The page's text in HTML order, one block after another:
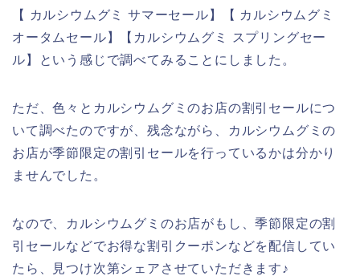
【 カルシウムグミ サマーセール】【 カルシウムグミ
オータムセール】【カルシウムグミ スプリングセー
ル】という感じで調べてみることにしました。
ただ、色々とカルシウムグミのお店の割引セールにつ
いて調べたのですが、残念ながら、カルシウムグミの
お店が季節限定の割引セールを行っているかは分かり
ませんでした。
なので、カルシウムグミのお店がもし、季節限定の割
引セールなどでお得な割引クーポンなどを配信してい
たら、見つけ次第シェアさせていただきます♪